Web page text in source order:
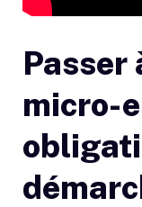
Passer
micro-